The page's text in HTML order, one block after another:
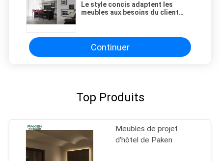
Le style concis adaptent les
meubles aux besoins du client
Continuer
Top Produits
Meubles de projet
d'hôtel de Paken